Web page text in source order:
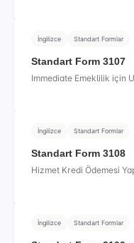
İngilizce Standart Formlar
Standart Form 3107
Immediate Emeklilik için
İngilizce Standart Formlar
Standart Form 3108
Hizmet Kredi Ödemesi
İngilizce Standart Formlar